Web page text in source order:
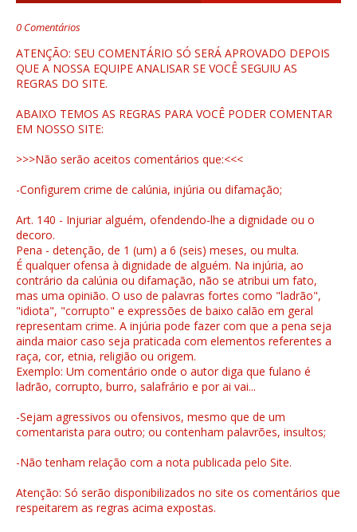
0 Comentários
ATENÇÃO: SEU COMENTÁRIO SÓ SERÁ APROVADO DEPOIS
QUE A NOSSA EQUIPE ANALISAR SE VOCÊ SEGUIU AS
REGRAS DO SITE.
ABAIXO TEMOS AS REGRAS PARA VOCÊ PODER COMENTAR
EM NOSSO SITE:
>>>Não serão aceitos comentários que:<<<
-Configurem crime de calúnia, injúria ou difamação;
Art. 140 - Injuriar alguém, ofendendo-lhe a dignidade ou o
decoro.
Pena - detenção, de 1 (um) a 6 (seis) meses, ou multa.
É qualquer ofensa à dignidade de alguém. Na injúria, ao
contrário da calúnia ou difamação, não se atribui um fato,
mas uma opinião. O uso de palavras fortes como "ladrão",
"idiota", "corrupto" e expressões de baixo calão em geral
representam crime. A injúria pode fazer com que a pena seja
ainda maior caso seja praticada com elementos referentes a
raça, cor, etnia, religião ou origem.
Exemplo: Um comentário onde o autor diga que fulano é
ladrão, corrupto, burro, salafrário e por ai vai...
-Sejam agressivos ou ofensivos, mesmo que de um
comentarista para outro; ou contenham palavrões, insultos;
-Não tenham relação com a nota publicada pelo Site.
Atenção: Só serão disponibilizados no site os comentários que
respeitarem as regras acima expostas.